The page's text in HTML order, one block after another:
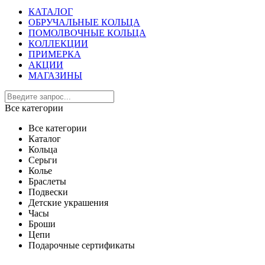
КАТАЛОГ
ОБРУЧАЛЬНЫЕ КОЛЬЦА
ПОМОЛВОЧНЫЕ КОЛЬЦА
КОЛЛЕКЦИИ
ПРИМЕРКА
АКЦИИ
МАГАЗИНЫ
Все категории
Все категории
Каталог
Кольца
Серьги
Колье
Браслеты
Подвески
Детские украшения
Часы
Броши
Цепи
Подарочные сертификаты